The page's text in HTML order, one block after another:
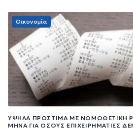
Οικονομία
ΥΨΗΛΆ ΠΡΌΣΤΙΜΑ ΜΕ ΝΟΜΟΘΕΤΙΚΉ
ΜΉΝΑ ΓΙΑ ΌΣΟΥΣ ΕΠΙΧΕΙΡΗΜΑΤΊΕΣ